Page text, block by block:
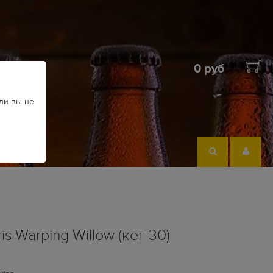
0 руб
Warping Willow (кег 30)
вы не